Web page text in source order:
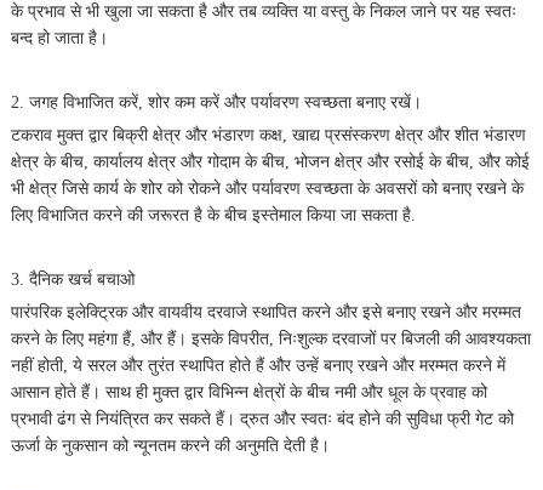
के प्रभाव से भी खुला जा सकता है और तब व्यक्ति या वस्तु के निकल जाने पर यह स्वतः
बन्द हो जाता है।
2. जगह विभाजित करें, शोर कम करें और पर्यावरण स्वच्छता बनाए रखें।
टकराव मुक्त द्वार बिक्री क्षेत्र और भंडारण कक्ष, खाद्य प्रसंस्करण क्षेत्र और शीत भंडारण
क्षेत्र के बीच, कार्यालय क्षेत्र और गोदाम के बीच, भोजन क्षेत्र और रसोई के बीच, और कोई
भी क्षेत्र जिसे कार्य के शोर को रोकने और पर्यावरण स्वच्छता के अवसरों को बनाए रखने के
लिए विभाजित करने की जरूरत है के बीच इस्तेमाल किया जा सकता है.
3. दैनिक खर्च बचाओ
पारंपरिक इलेक्ट्रिक और वायवीय दरवाजे स्थापित करने और इसे बनाए रखने और मरम्मत
करने के लिए महंगा हैं, और हैं। इसके विपरीत, निःशुल्क दरवाजों पर बिजली की आवश्यकता
नहीं होती, ये सरल और तुरंत स्थापित होते हैं और उन्हें बनाए रखने और मरम्मत करने में
आसान होते हैं। साथ ही मुक्त द्वार विभिन्न क्षेत्रों के बीच नमी और धूल के प्रवाह को
प्रभावी ढंग से नियंत्रित कर सकते हैं। द्रुत और स्वतः बंद होने की सुविधा फ्री गेट को
ऊर्जा के नुकसान को न्यूनतम करने की अनुमति देती है।